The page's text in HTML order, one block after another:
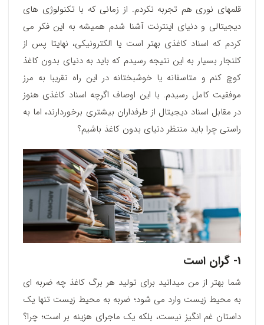
قلمهای نوری هم تجربه نکردم. از زمانی که با تکنولوژی های
دیجیتالی و دنیای اینترنت آشنا شدم همیشه به این فکر می
کردم که اسناد کاغذی بهتر است یا الکترونیکی، نهایتا پس از
کلنجار بسیار به این نتیجه رسیدم که باید به دنیای بدون کاغذ
کوچ کنم و متاسفانه یا خوشبختانه در این راه تقریبا به مرز
موفقیت کامل رسیدم. با این اوصاف اگرچه اسناد کاغذی هنوز
در مقابل اسناد دیجیتال از طرفداران بیشتری برخوردارند، اما به
راستی چرا باید منتظر دنیای بدون کاغذ باشیم؟
1- گران است
شما بهتر از من میدانید برای تولید هر برگ کاغذ چه ضربه ای
به محیط زیست وارد می شود؛ ضربه به محیط زیست تنها یک
داستان غم انگیز نیست، بلکه یک ماجرای هزینه بر است؛ چرا؟